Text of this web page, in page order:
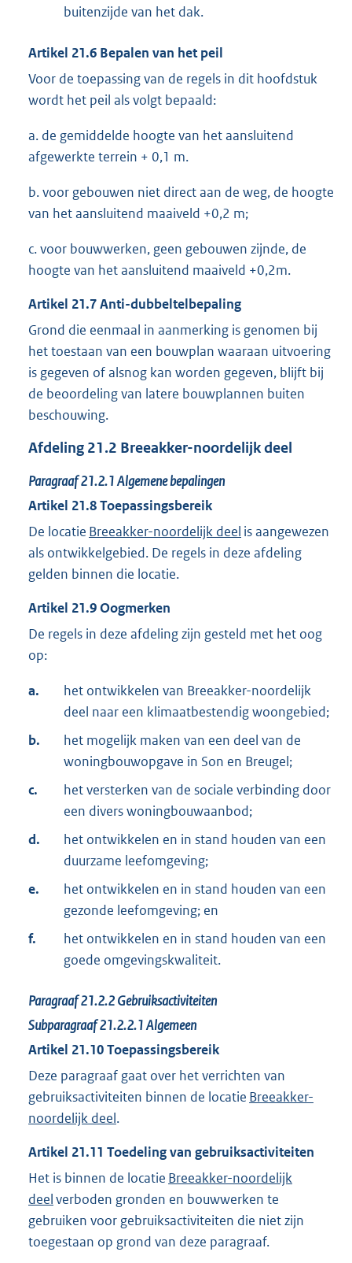
buitenzijde van het dak.
Artikel 21.6 Bepalen van het peil
Voor de toepassing van de regels in dit hoofdstuk
wordt het peil als volgt bepaald:
a. de gemiddelde hoogte van het aansluitend
afgewerkte terrein + 0,1 m.
b. voor gebouwen niet direct aan de weg, de hoogte
van het aansluitend maaiveld +0,2 m;
c. voor bouwwerken, geen gebouwen zijnde, de
hoogte van het aansluitend maaiveld +0,2m.
Artikel 21.7Anti-dubbeltelbepaling
Grond die eenmaal in aanmerking is genomen bij
het toestaan van een bouwplan waaraan uitvoering
is gegeven of alsnog kan worden gegeven, blijft bij
de beoordeling van latere bouwplannen buiten
beschouwing.
Afdeling 21.2 Breeakker-noordelijk deel
Paragraaf21.2.1Algemene bepalingen
Artikel 21.8Toepassingsbereik
De locatie Breeakker-noordelijk deel is aangewezen
als ontwikkelgebied. De regels in deze afdeling
gelden binnen die locatie.
Artikel 21.9Oogmerken
De regels in deze afdeling zijn gesteld met het oog
op:
a.
het ontwikkelen van Breeakker-noordelijk
deel naar een klimaatbestendig woongebied;
b.
het mogelijk maken van een deel van de
woningbouwopgave in Son en Breugel;
c.
het versterken van de sociale verbinding door
een divers woningbouwaanbod;
d.
het ontwikkelen en in stand houden van een
duurzame leefomgeving;
e.
het ontwikkelen en in stand houden van een
gezonde leefomgeving; en
f.
het ontwikkelen en in stand houden van een
goede omgevingskwaliteit.
Paragraaf21.2.2Gebruiksactiviteiten
Subparagraaf21.2.2.1Algemeen
Artikel 21.10Toepassingsbereik
Deze paragraaf gaat over het verrichten van
gebruiksactiviteiten binnen de locatie Breeakker-
noordelijk deel.
Artikel 21.11 Toedeling van gebruiksactiviteiten
Het is binnen de locatie Breeakker-noordelijk
deelverboden gronden en bouwwerken te
gebruiken voor gebruiksactiviteiten die niet zijn
toegestaan op grond van deze paragraaf.